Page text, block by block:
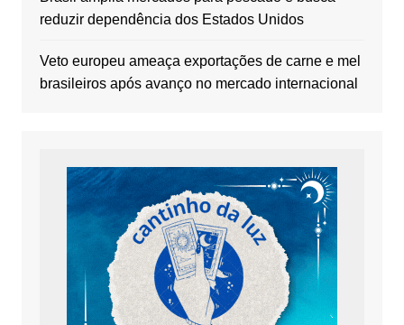
reduzir dependência dos Estados Unidos
Veto europeu ameaça exportações de carne e mel
brasileiros após avanço no mercado internacional